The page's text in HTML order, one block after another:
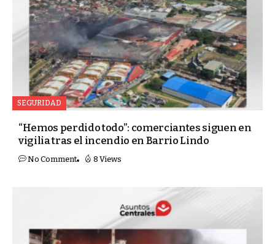
SEGURIDAD
“Hemos perdido todo”: comerciantes siguen en
vigilia tras el incendio en Barrio Lindo
No Comment 8 Views